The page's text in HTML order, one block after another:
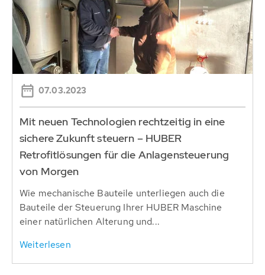
07.03.2023
Mit neuen Technologien rechtzeitig in eine
sichere Zukunft steuern – HUBER
Retrofitlösungen für die Anlagensteuerung
von Morgen
Wie mechanische Bauteile unterliegen auch die
Bauteile der Steuerung Ihrer HUBER Maschine
einer natürlichen Alterung und...
Weiterlesen